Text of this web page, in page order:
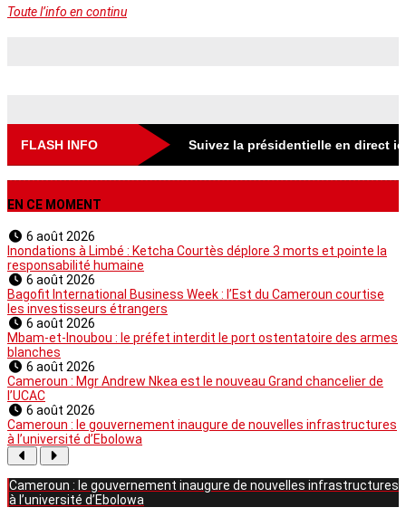
Toute l’info en continu
FLASH INFO Suivez la présidentielle en direct
EN CE MOMENT
6 août 2026
Inondations à Limbé : Ketcha Courtès déplore 3 morts et pointe la
responsabilité humaine
6 août 2026
Bagofit International Business Week : l’Est du Cameroun courtise
les investisseurs étrangers
6 août 2026
Mbam-et-Inoubou : le préfet interdit le port ostentatoire des armes
blanches
6 août 2026
Cameroun : Mgr Andrew Nkea est le nouveau Grand chancelier de
l’UCAC
6 août 2026
Cameroun : le gouvernement inaugure de nouvelles infrastructures
à l’université d’Ebolowa
Cameroun : le gouvernement inaugure de nouvelles infrastructures
à l’université d’Ebolowa